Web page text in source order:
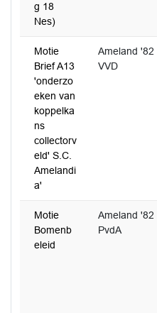
g 18
Nes)
Motie
Brief A13
'onderzo
eken van
koppelka
ns
collectorv
eld' S.C.
Amelandi
a'
Ameland '82
VVD
Motie
Bomenb
eleid
Ameland '82
PvdA